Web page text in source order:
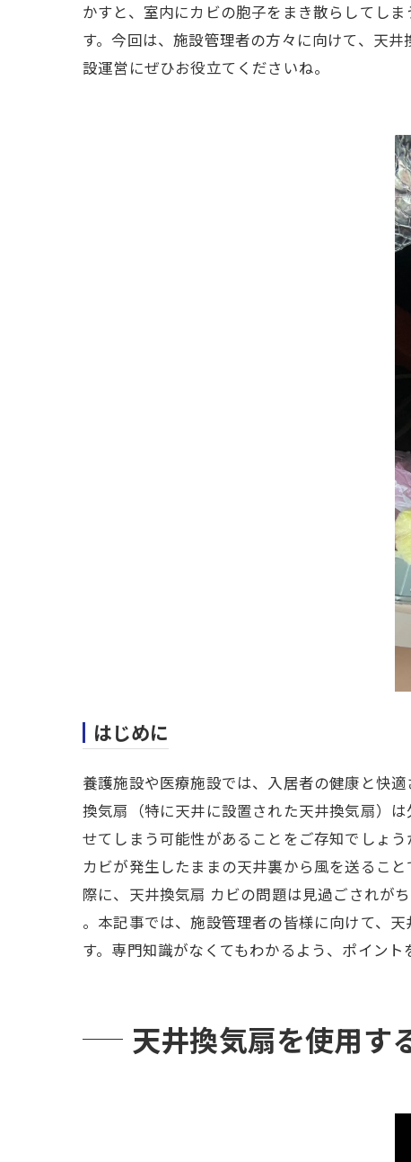
かすと、室内にカビの胞子をまき散らしてし
す。今回は、施設管理者の方々に向けて、天
設運営にぜひお役立てくださいね。
はじめに
養護施設や医療施設では、入居者の健康と快
換気扇（特に天井に設置された天井換気扇）
せてしまう可能性があることをご存知でしょ
カビが発生したままの天井裏から風を送るこ
際に、天井換気扇 カビの問題は見過ごされが
。本記事では、施設管理者の皆様に向けて、
す。専門知識がなくてもわかるよう、ポイン
天井換気扇を使用す